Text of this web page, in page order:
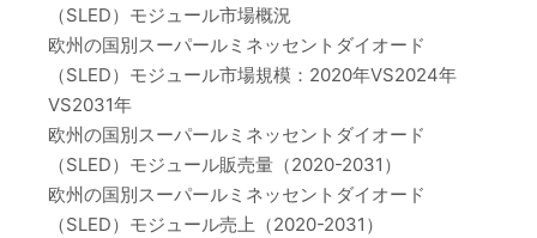
（SLED）モジュール市場概況
欧州の国別スーパールミネッセントダイオード
（SLED）モジュール市場規模：2020年VS2024年
VS2031年
欧州の国別スーパールミネッセントダイオード
（SLED）モジュール販売量（2020-2031）
欧州の国別スーパールミネッセントダイオード
（SLED）モジュール売上（2020-2031）